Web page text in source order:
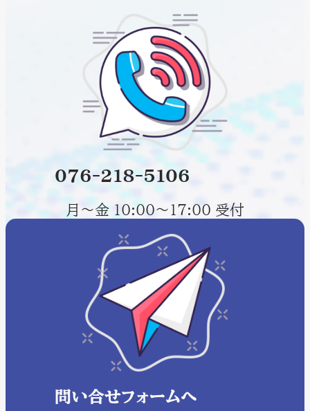
076-218-5106
月～金 10:00～17:00 受付
問い合せフォームへ